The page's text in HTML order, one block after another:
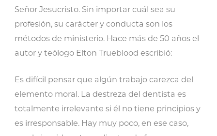
Señor Jesucristo. Sin importar cuál sea su
profesión, su carácter y conducta son los
métodos de ministerio. Hace más de 50 años el
autor y teólogo Elton Trueblood escribió:
Es difícil pensar que algún trabajo carezca del
elemento moral. La destreza del dentista es
totalmente irrelevante si él no tiene principios y
es irresponsable. Hay muy poco, en ese caso,